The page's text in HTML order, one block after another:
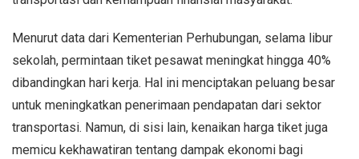
Menurut data dari Kementerian Perhubungan, selama libur
sekolah, permintaan tiket pesawat meningkat hingga 40%
dibandingkan hari kerja. Hal ini menciptakan peluang besar
untuk meningkatkan penerimaan pendapatan dari sektor
transportasi. Namun, di sisi lain, kenaikan harga tiket juga
memicu kekhawatiran tentang dampak ekonomi bagi